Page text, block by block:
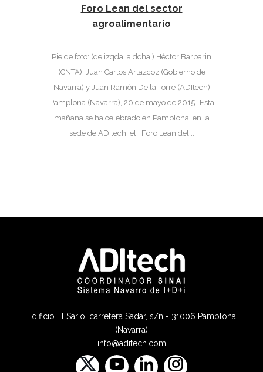
Foro Lean del sector
agroalimentario
Pie de foto: (de izqda. a dcha.) Héctor Barbarin
(CNTA), Juan Carlos Artazcoz (Gobierno de
Navarra) y Juan Ramón De la Torre (ADItech)
Pamplona (Navarra), 20 de mayo de 2015.-Esta
mañana se ha celebrado en Pamplona, en la
sede de ADItech, el I Foro Lean del...
Edificio El Sario, carretera Sadar, s/n - 31006 Pamplona
(Navarra)
info@aditech.com